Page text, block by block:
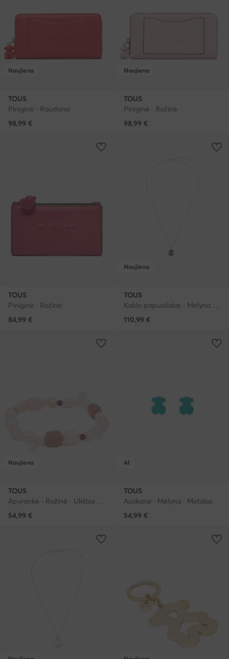
Naujiena
TOUS
Piniginė · Raudona
98,99 €
Naujiena
TOUS
Piniginė · Rožinė
98,99 €
TOUS
Piniginė · Rožinė
84,99 €
Naujiena
TOUS
110,99 €
Naujiena
TOUS
Apyrankė · Rožinė · Ukštos kokybės sintetinė medžiaga
54,99 €
AI
TOUS
Auskarai · Mėlyna · Metalas
54,99 €